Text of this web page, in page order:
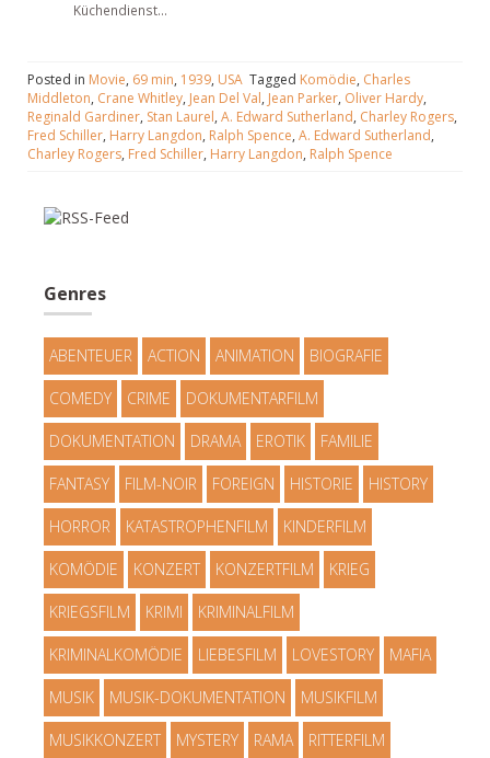
Küchendienst...
Posted in Movie, 69 min, 1939, USA Tagged Komödie, Charles
Middleton, Crane Whitley, Jean Del Val, Jean Parker, Oliver Hardy,
Reginald Gardiner, Stan Laurel, A. Edward Sutherland, Charley Rogers,
Fred Schiller, Harry Langdon, Ralph Spence, A. Edward Sutherland,
Charley Rogers, Fred Schiller, Harry Langdon, Ralph Spence
Genres
ABENTEUER ACTION ANIMATION BIOGRAFIE
COMEDY CRIME DOKUMENTARFILM
DOKUMENTATION DRAMA EROTIK FAMILIE
FANTASY FILM-NOIR FOREIGN HISTORIE HISTORY
HORROR KATASTROPHENFILM KINDERFILM
KOMÖDIE KONZERT KONZERTFILM KRIEG
KRIEGSFILM KRIMI KRIMINALFILM
KRIMINALKOMÖDIE LIEBESFILM LOVESTORY MAFIA
MUSIK MUSIK-DOKUMENTATION MUSIKFILM
MUSIKKONZERT MYSTERY RAMA RITTERFILM